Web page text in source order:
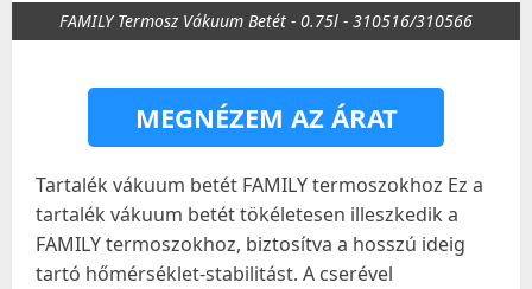
FAMILY Termosz Vákuum Betét - 0.75l - 310516/310566
MEGNÉZEM AZ ÁRAT
Tartalék vákuum betét FAMILY termoszokhoz Ez a
tartalék vákuum betét tökéletesen illeszkedik a
FAMILY termoszokhoz, biztosítva a hosszú ideig
tartó hőmérséklet-stabilitást. A cserével